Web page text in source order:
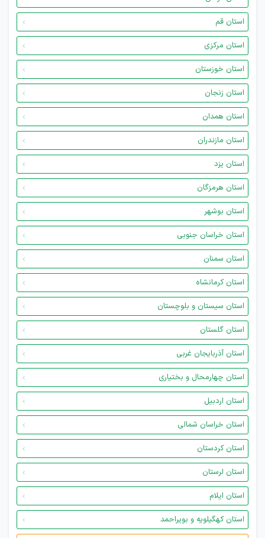
استان قم
استان مرکزی
استان خوزستان
استان زنجان
استان همدان
استان مازندران
استان یزد
استان هرمزگان
استان بوشهر
استان خراسان جنوبی
استان سمنان
استان کرمانشاه
استان سیستان و بلوچستان
استان گلستان
استان آذربایجان غربی
استان چهارمحال و بختیاری
استان اردبیل
استان خراسان شمالی
استان کردستان
استان لرستان
استان ایلام
استان کهگیلویه و بویراحمد